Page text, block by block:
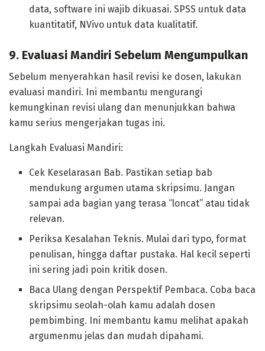
data, software ini wajib dikuasai. SPSS untuk data
kuantitatif, NVivo untuk data kualitatif.
9. Evaluasi Mandiri Sebelum Mengumpulkan
Sebelum menyerahkan hasil revisi ke dosen, lakukan
evaluasi mandiri. Ini membantu mengurangi
kemungkinan revisi ulang dan menunjukkan bahwa
kamu serius mengerjakan tugas ini.
Langkah Evaluasi Mandiri:
Cek Keselarasan Bab. Pastikan setiap bab
mendukung argumen utama skripsimu. Jangan
sampai ada bagian yang terasa “loncat” atau tidak
relevan.
Periksa Kesalahan Teknis. Mulai dari typo, format
penulisan, hingga daftar pustaka. Hal kecil seperti
ini sering jadi poin kritik dosen.
Baca Ulang dengan Perspektif Pembaca. Coba baca
skripsimu seolah-olah kamu adalah dosen
pembimbing. Ini membantu kamu melihat apakah
argumenmu jelas dan mudah dipahami.